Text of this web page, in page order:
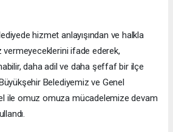
hizmet anlayışından ve halkla
ifade ederek,
daha adil ve daha şeffaf bir ilçe
Belediyemiz ve Genel
ile omuz omuza mücadelemize devam